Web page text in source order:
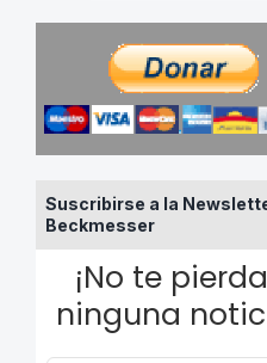
Suscribirse a la
Beckmesser
¡No te
ninguna